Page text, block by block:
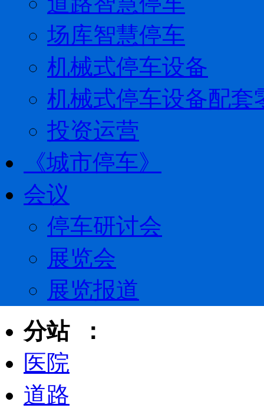
场库智慧停车
机械式停车设备
机械式停车设备配套
投资运营
《城市停车》
会议
停车研讨会
展览会
展览报道
分站 ：
医院
道路